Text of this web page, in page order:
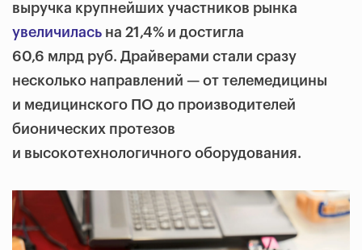
выручка крупнейших участников рынка
увеличилась на 21,4% и достигла
60,6 млрд руб. Драйверами стали сразу
несколько направлений — от телемедицины
и медицинского ПО до производителей
бионических протезов
и высокотехнологичного оборудования.